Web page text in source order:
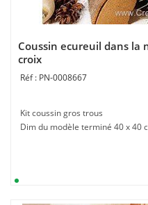
Coussin ecureuil dans la
croix
PN-0008667
Kit coussin gros trous
Dim du modèle terminé 40 x 40